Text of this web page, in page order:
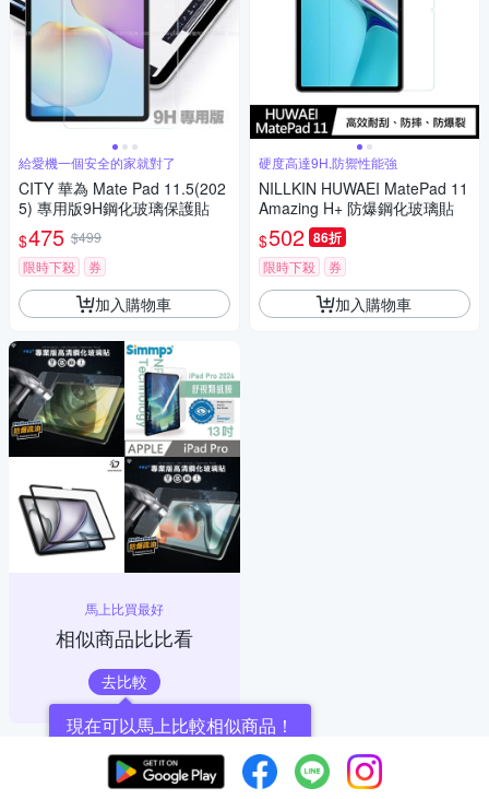
給愛機一個安全的家就對了
CITY 華為 Mate Pad 11.5(202
5) 專用版9H鋼化玻璃保護貼
$475 $499
限時下殺
券
加入購物車
馬上比買最好
相似商品比比看
去比較
現在可以馬上比較相似商品！
硬度高達9H,防禦性能強
NILLKIN HUWAEI MatePad 11
Amazing H+ 防爆鋼化玻璃貼
$502 86折
限時下殺 券
加入購物車